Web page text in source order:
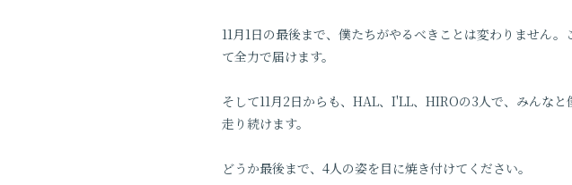
11月1日の最後まで、僕たちがやるべきことは変わりません
て全力で届けます。
そして11月2日からも、HAL、I'LL、HIROの3人で、みんな
走り続けます。
どうか最後まで、4人の姿を目に焼き付けてください。